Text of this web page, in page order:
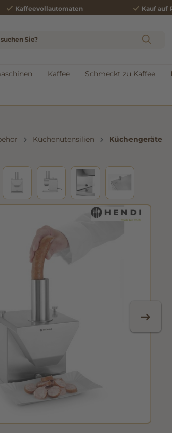
Kaffeevollautomaten Kauf auf
Kaffee Schmeckt zu Kaffee
Küchenutensilien Küchengeräte